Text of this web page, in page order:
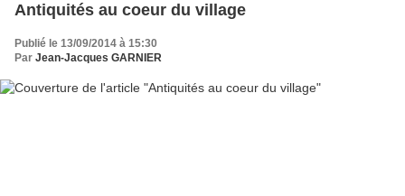
Antiquités au coeur du village
Publié le 13/09/2014 à 15:30
Par Jean-Jacques GARNIER